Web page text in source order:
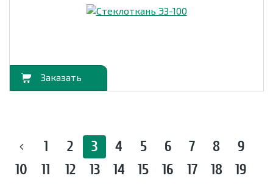
1 2 3 4 5 6 7 8
9
10
11 12 13 14 15 16 17 18
19